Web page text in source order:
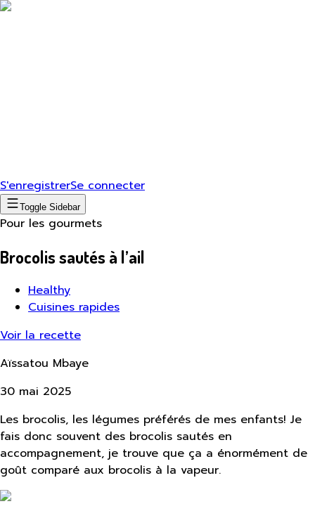
S'enregistrerSe connecter
Toggle Sidebar
Pour les gourmets
Brocolis sautés à l’ail
Healthy
Cuisines rapides
Voir la recette
Aïssatou Mbaye
30 mai 2025
Les brocolis, les légumes préférés de mes enfants! Je
fais donc souvent des brocolis sautés en
accompagnement, je trouve que ça a énormément de
goût comparé aux brocolis à la vapeur.